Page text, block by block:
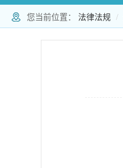
登录跳转
您当前位置： 法律法规